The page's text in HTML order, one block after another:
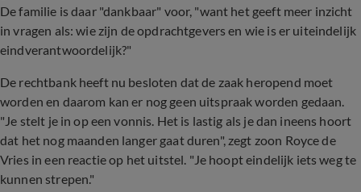
De familie is daar "dankbaar" voor, "want het geeft meer inzicht
in vragen als: wie zijn de opdrachtgevers en wie is er uiteindelijk
eindverantwoordelijk?"
De rechtbank heeft nu besloten dat de zaak heropend moet
worden en daarom kan er nog geen uitspraak worden gedaan.
"Je stelt je in op een vonnis. Het is lastig als je dan ineens hoort
dat het nog maanden langer gaat duren", zegt zoon Royce de
Vries in een reactie op het uitstel. "Je hoopt eindelijk iets weg te
kunnen strepen."